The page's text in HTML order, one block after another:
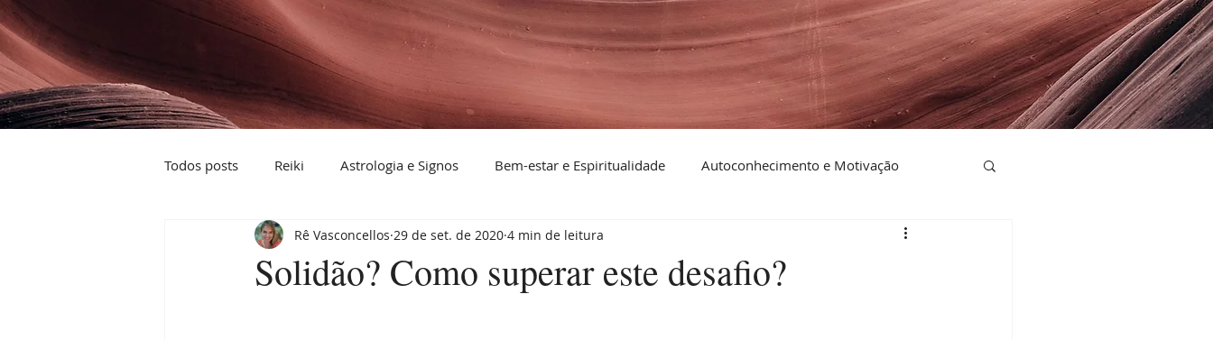
Todos posts Reiki Astrologia e Signos Bem-estar e Espiritualidade Autoconhecimento e Motivação
Solidão? Como superar este desafio?
Rê Vasconcellos 29 de set. de 2020 4 min de leitura